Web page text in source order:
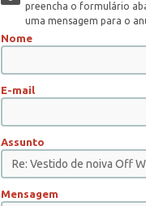
preencha o formulário
uma mensagem para o
Nome
E-mail
Assunto
Mensagem